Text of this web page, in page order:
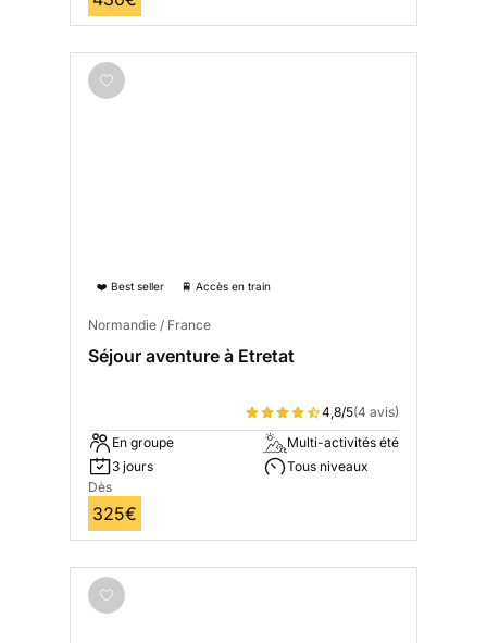
❤️ Best seller 🚆 Accès en train
Normandie / France
Séjour aventure à Etretat
4,8/5(4 avis)
En groupe
3 jours
Multi-activités été
Tous niveaux
Dès
325€